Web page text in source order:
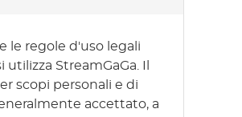
le regole d'uso legali
StreamGaGa. Il
scopi personali e di
accettato, a